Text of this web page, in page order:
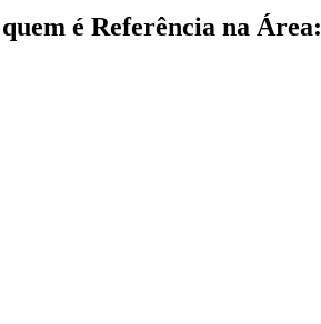
é Referência na Área: